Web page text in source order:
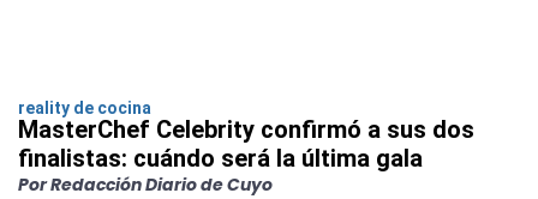
reality de cocina
MasterChef Celebrity confirmó a sus dos
finalistas: cuándo será la última gala
Por Redacción Diario de Cuyo